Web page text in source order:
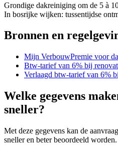
Grondige dakreiniging om de 5 à
In bosrijke wijken: tussentijdse
Bronnen en
Mijn VerbouwPremie voor
Btw-tarief van 6% bij
Verlaagd btw-tarief van 6%
Welke gegevens
sneller?
Met deze gegevens kan de
sneller en beter beoordeeld worden.